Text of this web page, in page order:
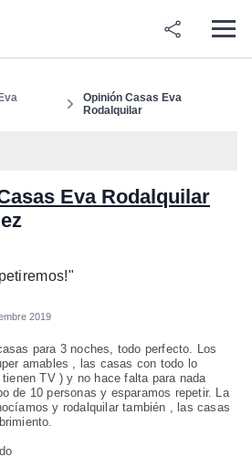
Opinión Casas Eva
Rodalquilar
Eva Rodalquilar
"
2019
para 3 noches, todo perfecto. Los
amables , las casas con todo lo
TV ) y no hace falta para nada
de 10 personas y esparamos repetir. La
y rodalquilar también , las casas